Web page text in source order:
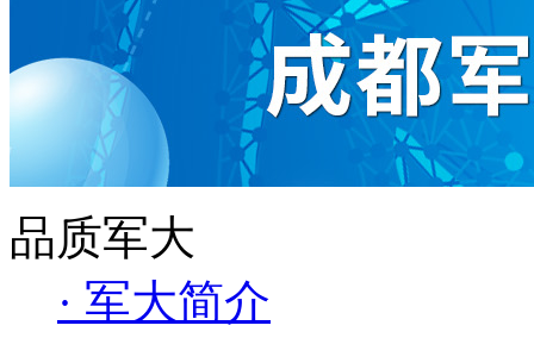
品质军大
· 军大简介